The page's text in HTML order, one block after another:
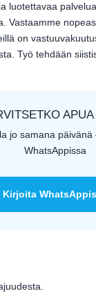
luotettavaa
Vastaamme
on
Työ tehdään
jo samana päivänä
WhatsAppissa
Kirjoita